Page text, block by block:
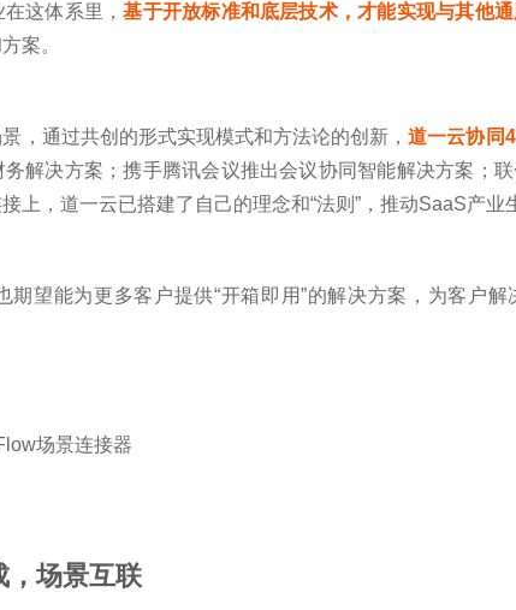
在这体系里，基于开放标准和底层技术，才能实现与其他
案。
，通过共创的形式实现模式和方法论的创新，道一云协同
务解决方案；携手腾讯会议推出会议协同智能解决方案；
，道一云已搭建了自己的理念和“法则”，推动SaaS产业
期望能为更多客户提供“开箱即用”的解决方案，为客户
，场景互联